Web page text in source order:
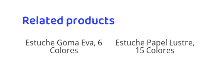
Related products
Estuche Goma Eva, 6
Colores
Estuche Papel Lustre,
15 Colores